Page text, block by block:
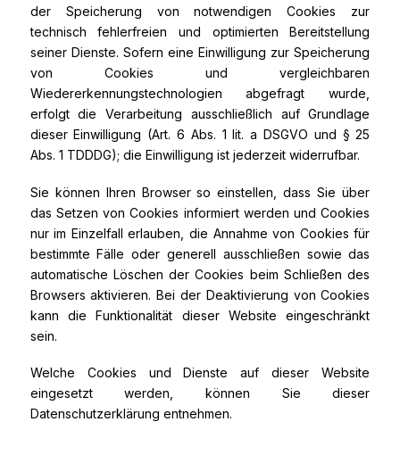
der Speicherung von notwendigen Cookies zur
technisch fehlerfreien und optimierten Bereitstellung
seiner Dienste. Sofern eine Einwilligung zur Speicherung
von Cookies und vergleichbaren
Wiedererkennungstechnologien abgefragt wurde,
erfolgt die Verarbeitung ausschließlich auf Grundlage
dieser Einwilligung (Art. 6 Abs. 1 lit. a DSGVO und § 25
Abs. 1 TDDDG); die Einwilligung ist jederzeit widerrufbar.
Sie können Ihren Browser so einstellen, dass Sie über
das Setzen von Cookies informiert werden und Cookies
nur im Einzelfall erlauben, die Annahme von Cookies für
bestimmte Fälle oder generell ausschließen sowie das
automatische Löschen der Cookies beim Schließen des
Browsers aktivieren. Bei der Deaktivierung von Cookies
kann die Funktionalität dieser Website eingeschränkt
sein.
Welche Cookies und Dienste auf dieser Website
eingesetzt werden, können Sie dieser
Datenschutzerklärung entnehmen.